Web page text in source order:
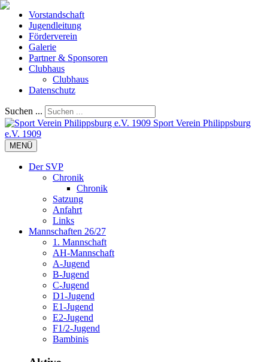
Vorstandschaft
Jugendleitung
Förderverein
Galerie
Partner & Sponsoren
Clubhaus
Clubhaus
Datenschutz
Suchen ...
Sport Verein Philippsburg
e.V. 1909
MENÜ
Der SVP
Chronik
Chronik
Satzung
Anfahrt
Links
Mannschaften 26/27
1. Mannschaft
AH-Mannschaft
A-Jugend
B-Jugend
C-Jugend
D1-Jugend
E1-Jugend
E2-Jugend
F1/2-Jugend
Bambinis